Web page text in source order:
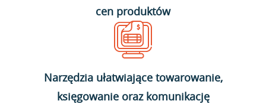
cen produktów
Narzędzia ułatwiające towarowanie,
księgowanie oraz komunikację